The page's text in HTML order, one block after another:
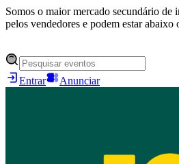
Somos o maior mercado secundário de
pelos vendedores e podem estar
Entrar Anunciar